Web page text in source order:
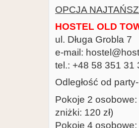
OPCJA
HOSTEL OLD
ul. Długa Grobla 7
e-mail:
tel.: +48 58 351 31
Odległość od
Pokoje 2 osobowe:
zniżki: 120 zł)
Pokoje 4 osobowe: